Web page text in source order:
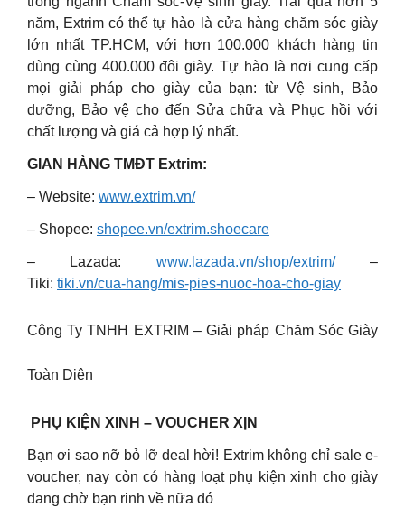
năm, Extrim có thể tự hào là cửa hàng chăm sóc giày
lớn nhất TP.HCM, với hơn 100.000 khách hàng tin
dùng cùng 400.000 đôi giày. Tự hào là nơi cung cấp
mọi giải pháp cho giày của bạn: từ Vệ sinh, Bảo
dưỡng, Bảo vệ cho đến Sửa chữa và Phục hồi với
chất lượng và giá cả hợp lý nhất.
GIAN HÀNG TMĐT Extrim:
– Website: www.extrim.vn/
– Shopee: shopee.vn/extrim.shoecare
– Lazada: www.lazada.vn/shop/extrim/–
Tiki: tiki.vn/cua-hang/mis-pies-nuoc-hoa-cho-giay
Công Ty TNHH EXTRIM – Giải pháp Chăm Sóc Giày
Toàn Diện
PHỤ KIỆN XINH – VOUCHER XỊN
Bạn ơi sao nỡ bỏ lỡ deal hời! Extrim không chỉ sale e-
voucher, nay còn có hàng loạt phụ kiện xinh cho giày
đang chờ bạn rinh về nữa đó